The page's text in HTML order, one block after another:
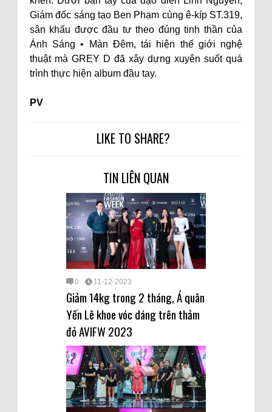
Giám đốc sáng tạo Ben Phạm cùng ê-kíp ST.319,
sân khấu được đầu tư theo đúng tinh thần của
Ánh Sáng • Màn Đêm, tái hiện thế giới nghệ
thuật mà GREY D đã xây dựng xuyên suốt quá
trình thực hiện album đầu tay.
PV
LIKE TO SHARE?
TIN LIÊN QUAN
0 11-12-2023
Giảm 14kg trong 2 tháng, Á quân
Yến Lê khoe vóc dáng trên thảm
đỏ AVIFW 2023